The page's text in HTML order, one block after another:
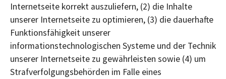
Internetseite korrekt auszuliefern, (2) die Inhalte
unserer Internetseite zu optimieren, (3) die dauerhafte
Funktionsfähigkeit unserer
informationstechnologischen Systeme und der Technik
unserer Internetseite zu gewährleisten sowie (4) um
Strafverfolgungsbehörden im Falle eines